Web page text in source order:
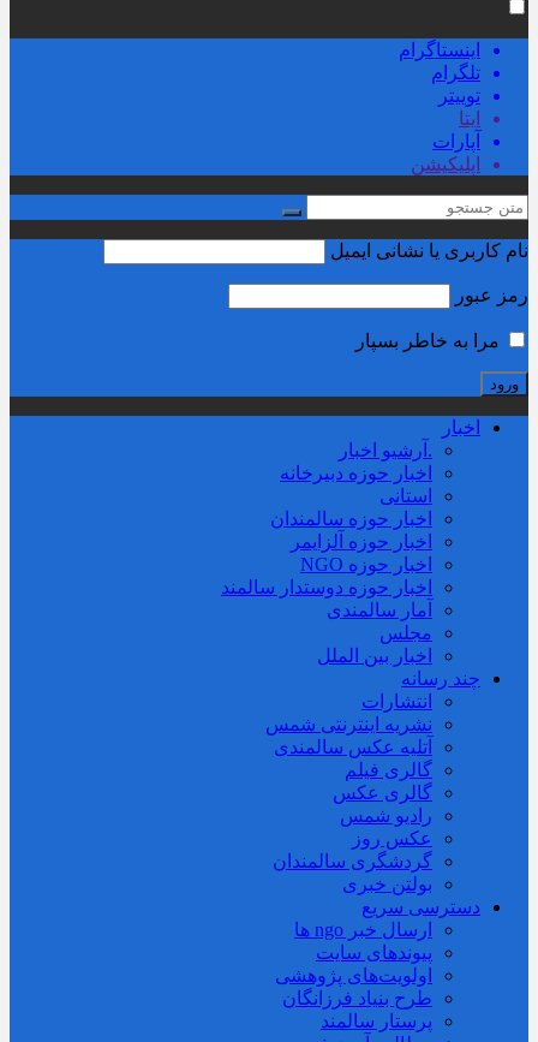
اینستاگرام
تلگرام
توییتر
ایتا
آپارات
اپلیکیشن
نام کاربری یا نشانی ایمیل
رمز عبور
مرا به خاطر بسپار
اخبار
.آرشیو اخبار
اخبار حوزه دبیرخانه
استانی
اخبار حوزه سالمندان
اخبار حوزه آلزايمر
اخبار حوزه NGO
اخبار حوزه دوستدار سالمند
آمار سالمندی
مجلس
اخبار بین الملل
چند رسانه
انتشارات
نشریه اینترنتی شمس
آتلیه عکس سالمندی
گالری فیلم
گالری عکس
رادیو شمس
عکس روز
گردشگری سالمندان
بولتن خبری
دسترسی سریع
ارسال خبر ngo ها
پیوندهای سایت
اولویت‌های پژوهشی
طرح بنیاد فرزانگان
پرستار سالمند